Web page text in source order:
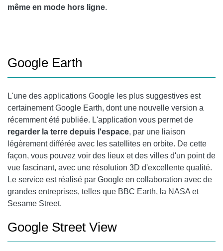
même en mode hors ligne.
Google Earth
L'une des applications Google les plus suggestives est
certainementGoogle Earth, dont une nouvelle version a
récemment été publiée. L'application vous permet de
regarder la terre depuis l'espace, par une liaison
légèrement différée avec les satellites en orbite. De cette
façon, vous pouvez voir des lieux et des villes d'un point de
vue fascinant, avec une résolution 3D d'excellente qualité.
Le service est réalisé par Google en collaboration avec de
grandes entreprises, telles que BBC Earth, la NASA et
Sesame Street.
Google Street View